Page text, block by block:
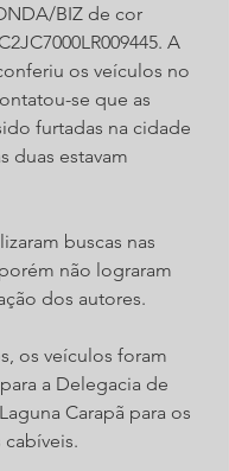
BIZ de cor
A
os veículos no
se que as
furtadas na cidade
duas estavam
buscas nas
não lograram
dos autores.
os veículos foram
a Delegacia de
Carapã para os